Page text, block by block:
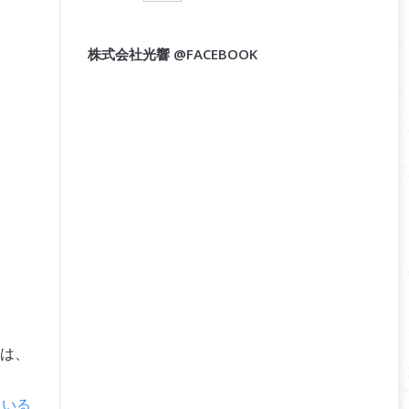
、
る
株式会社光響 @FACEBOOK